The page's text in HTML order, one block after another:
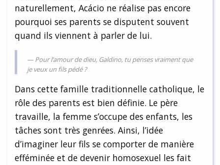
naturellement, Acácio ne réalise pas encore
pourquoi ses parents se disputent souvent
quand ils viennent à parler de lui.
Pour l’amour de dieu, Galdino, tu penses vraiment que
je veux un fils pédé ?
Dans cette famille traditionnelle catholique, le
rôle des parents est bien définie. Le père
travaille, la femme s’occupe des enfants, les
tâches sont très genrées. Ainsi, l’idée
d’imaginer leur fils se comporter de manière
efféminée et de devenir homosexuel les fait